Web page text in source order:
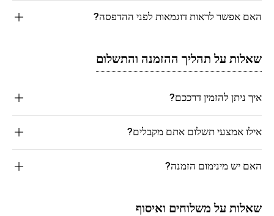
האם אפשר לראות דוגמאות לפני ההדפסה?
שאלות על תהליך ההזמנה והתשלום
איך ניתן להזמין דרככם?
אילו אמצעי תשלום אתם מקבלים?
האם יש מינימום הזמנה?
שאלות על משלוחים ואיסוף